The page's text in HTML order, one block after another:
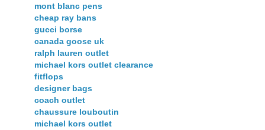
mont blanc pens
cheap ray bans
gucci borse
canada goose uk
ralph lauren outlet
michael kors outlet clearance
fitflops
designer bags
coach outlet
chaussure louboutin
michael kors outlet